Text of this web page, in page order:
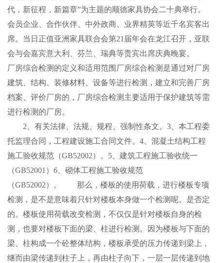
代，新征程，新篇章”为主题的顺德家具协会二十典举行。
会员企业、合作伙伴、中外政商、业界精英等近千名宾客出
席。当日正值亚洲家具联合会第21届年会在龙江召开，亚联
会与会嘉宾意大利、芬兰、瑞典等贵宾出席庆典晚宴。
厂房综合检测的定义和适用范围厂房综合检测是通过对厂房
建筑、结构、装修材料、设备等进行检测，建立和完善厂房
档案、评价厂房的，厂房综合检测主要适用于保护建筑等需
进行检测的厂房。
2、有关法律、法规、规程、强制性条文。3、本工程委
托监理合同，工程建设施工合同文件。4、混凝土结构工程
施工验收规范（GB52002）。5、建筑工程施工验收统一
（GB52001）6、砌体工程施工验收规范
（GB52002）。 那么，楼板的使用荷载，进行楼板专项
检测，是不是意味着只针对楼板本身做一个检测呢。是否定
的。楼板使用荷载改变检测，不仅仅是针对楼板自身的检
测，也要对楼板下面的梁、柱进行检测。因为楼板与下面的
梁、柱构成一个砼整体结构，楼板承受的压力传递到梁上，
继而由梁传递到柱子上，再由柱子向下，一层一层传递到地